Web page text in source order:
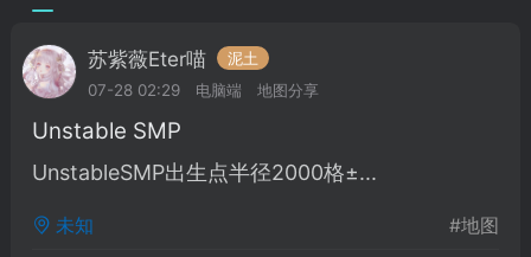
教程 材质
社区规则
议贴】SodaMC 的改进与建议 🧃
苏紫薇Eter喵
泥土
07-28 02:29
电脑端 地图分享
Unstable SMP
UnstableSMP出生点半径2000格±...
未知 #地图